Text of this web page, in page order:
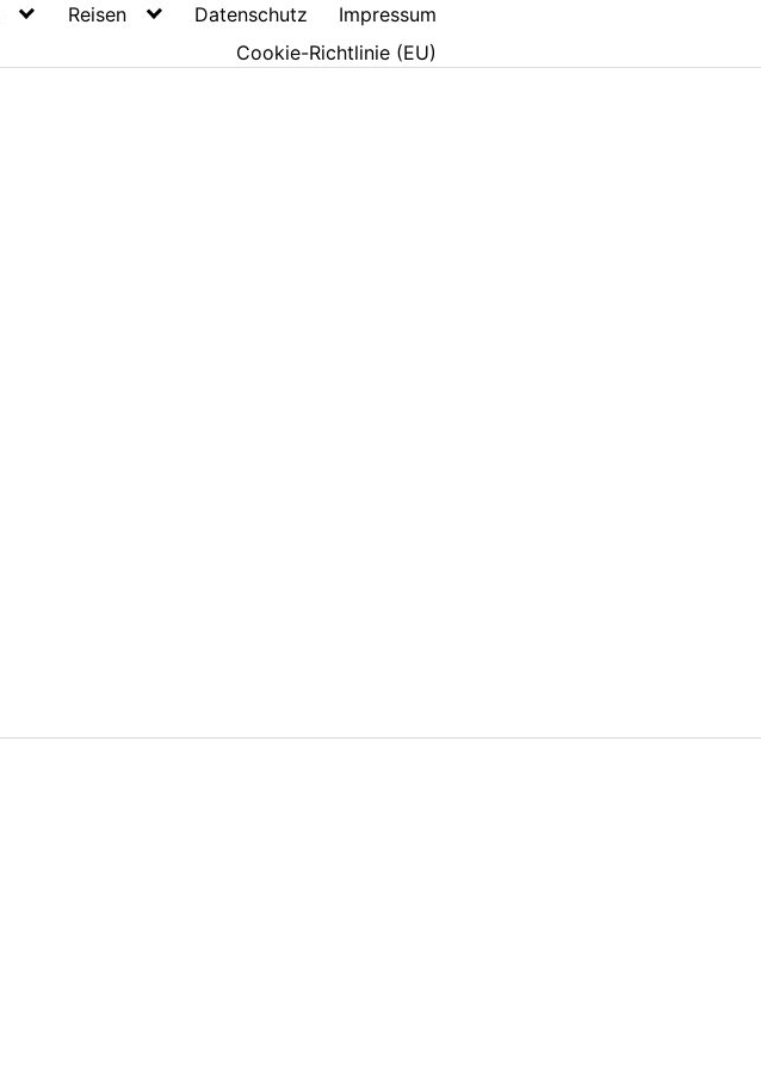
Reisen Datenschutz
Impressum
Cookie-Richtlinie (EU)